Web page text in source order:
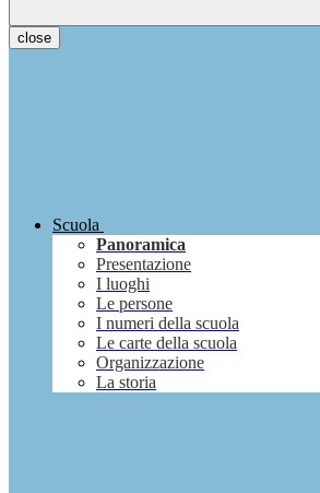
close
Scuola
Panoramica
Presentazione
I luoghi
Le persone
I numeri della scuola
Le carte della scuola
Organizzazione
La storia